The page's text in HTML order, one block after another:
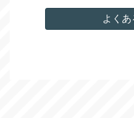
よくあ